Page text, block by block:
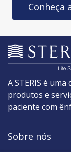
Conheça
A STERIS é
produtos e
paciente com
Sobre nós